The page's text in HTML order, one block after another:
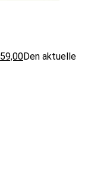
59,00Den aktuelle